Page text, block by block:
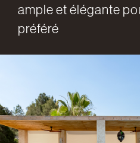
ample et élégante
préféré